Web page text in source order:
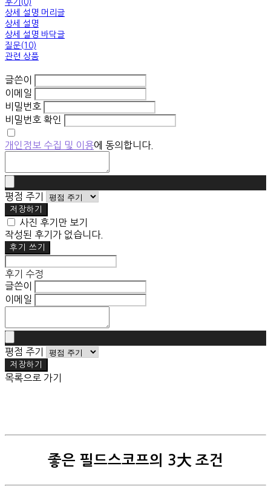
상세 설명 머리글
상세 설명
상세 설명 바닥글
질문(10)
관련 상품
글쓴이
이메일
비밀번호
비밀번호 확인
개인정보 수집 및 이용에 동의합니다.
평점 주기
저장하기
사진 후기만 보기
작성된 후기가 없습니다.
후기 쓰기
후기 수정
글쓴이
이메일
평점 주기
저장하기
목록으로 가기
좋은 필드스코프의 3大 조건